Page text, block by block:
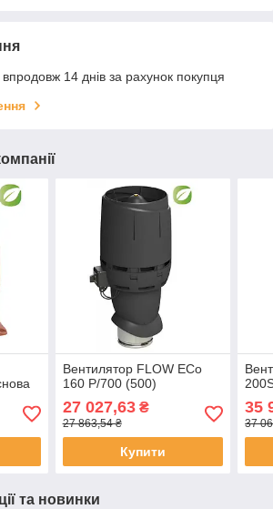
14 днів за рахунок покупця
Вентилятор FLOW ECo
160 P/700 (500)
27 027,63₴
27 863,54 ₴
Купити
35
37
та новинки